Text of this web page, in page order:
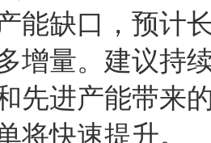
能缺口，预计
增量。建议持
先进产能带来
将快速提升。